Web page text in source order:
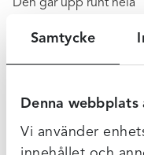
Samtycke
Denna webbplats
Vi använder
Den går upp runt hela
något som kan trilla
Omkretsbandet är
Axelbanden är